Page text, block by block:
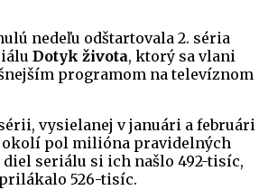
nedeľu odštartovala 2. séria
Dotyk života, ktorý sa vlani
programom na televíznom
vysielanej v januári a februári
okolí pol milióna pravidelných
seriálu si ich našlo 492-tisíc,
526-tisíc.